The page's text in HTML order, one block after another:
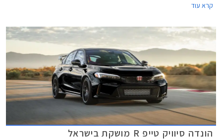
האצ'בק המשווקת עם יחידת הנעה היברידית בלבד, וזוהי גם הגרסה המשווקת
קרא עוד
הונדה סיוויק טייפ R מושקת בישראל